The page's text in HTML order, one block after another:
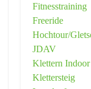
Fitnesstraining
Freeride
Hochtour/
JDAV
Klettern Indoor
Klettersteig